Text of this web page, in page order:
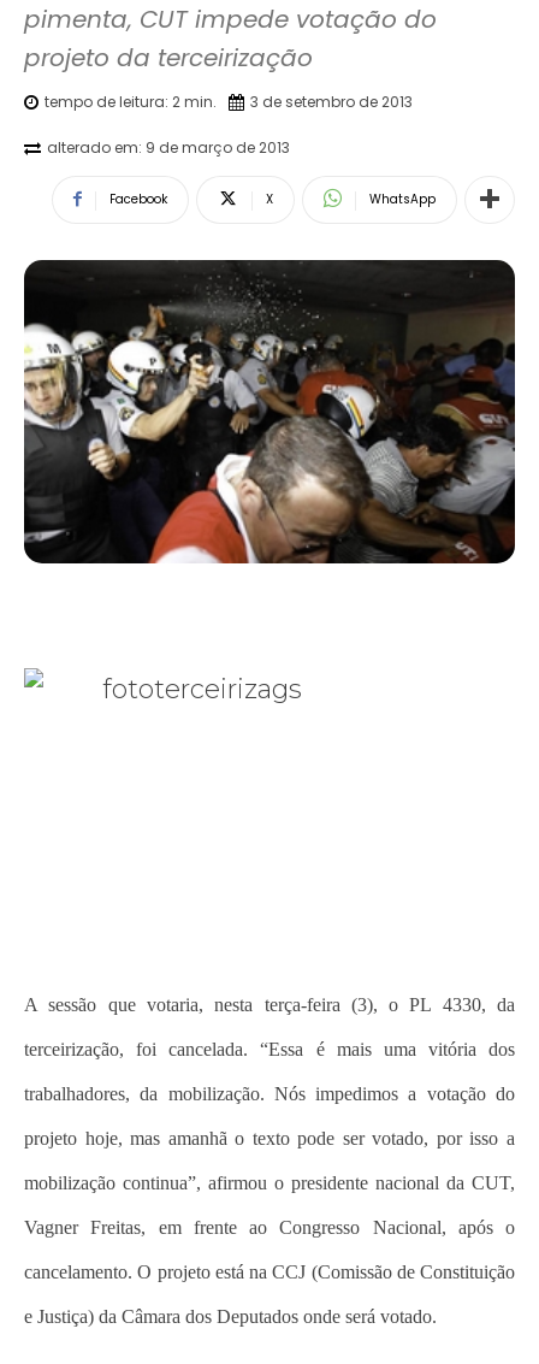
pimenta, CUT impede votação do
projeto da terceirização
tempo de leitura: 2min. 3 de setembro de 2013
alterado em: 9 de março de 2013
Facebook X WhatsApp
A sessão que votaria, nesta terça-feira (3), o PL 4330, da
terceirização, foi cancelada. “Essa é mais uma vitória dos
trabalhadores, da mobilização. Nós impedimos a votação do
projeto hoje, mas amanhã o texto pode ser votado, por isso a
mobilização continua”, afirmou o presidente nacional da CUT,
Vagner Freitas, em frente ao Congresso Nacional, após o
cancelamento. O projeto está na CCJ (Comissão de Constituição
e Justiça) da Câmara dos Deputados onde será votado.